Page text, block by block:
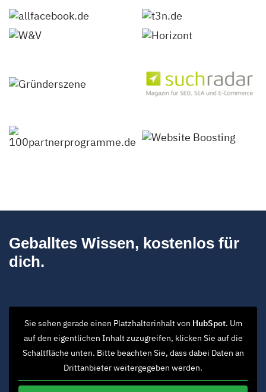
Geballtes Wissen, kostenlos für
dich.
Sie sehen gerade einen Platzhalterinhalt von HubSpot. Um
auf den eigentlichen Inhalt zuzugreifen, klicken Sie auf die
Schaltfläche unten. Bitte beachten Sie, dass dabei Daten an
Drittanbieter weitergegeben werden.